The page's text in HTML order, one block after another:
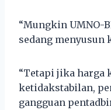
“Mungkin UMNO-
sedang
“Tetapi jika harga
ketidakstabilan,
gangguan